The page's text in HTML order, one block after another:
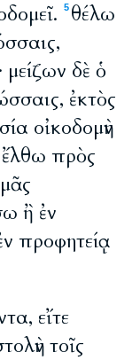
5 θέλω
μείζων δὲ ὁ
ἐκτὸς
οἰκοδομὴν
ἔλθω πρὸς
ἢ ἐν
προφητείᾳ
εἴτε
τοῖς